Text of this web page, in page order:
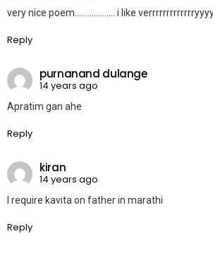
very nice poem………………. i like
Reply
purnanand dulange
14 years ago
Apratim gan ahe
Reply
kiran
14 years ago
I require kavita on father in marathi
Reply